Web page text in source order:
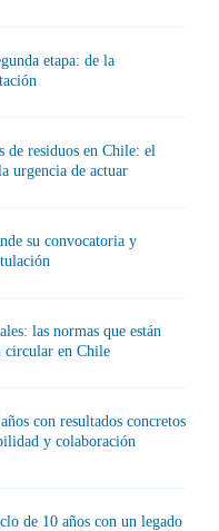
etapa: de la
de residuos en Chile: el
urgencia de actuar
su convocatoria y
las normas que están
circular en Chile
con resultados concretos
y colaboración
de 10 años con un legado